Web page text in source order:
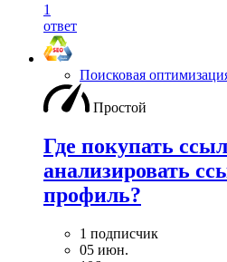
1
ответ
Поисковая
Простой
Где покупать
анализировать
профиль?
1 подписчик
05 июн.